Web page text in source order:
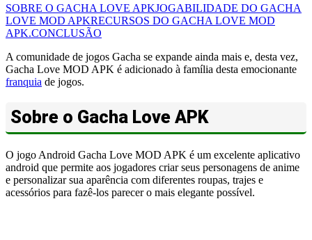
SOBRE O GACHA LOVE APKJOGABILIDADE DO GACHA
LOVE MOD APKRECURSOS DO GACHA LOVE MOD
APK.CONCLUSÃO
A comunidade de jogos Gacha se expande ainda mais e, desta vez,
Gacha Love MOD APK é adicionado à família desta emocionante
franquia de jogos.
Sobre o Gacha Love APK
O jogo Android Gacha Love MOD APK é um excelente aplicativo
android que permite aos jogadores criar seus personagens de anime
e personalizar sua aparência com diferentes roupas, trajes e
acessórios para fazê-los parecer o mais elegante possível.